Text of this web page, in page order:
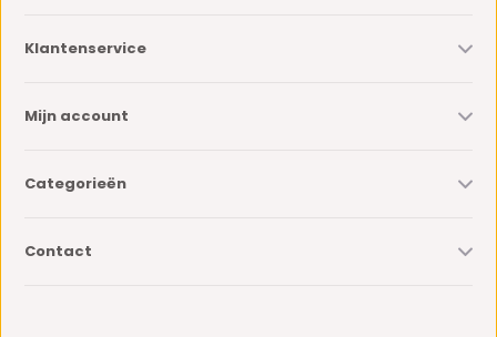
Klantenservice
Mijn account
Categorieën
Contact